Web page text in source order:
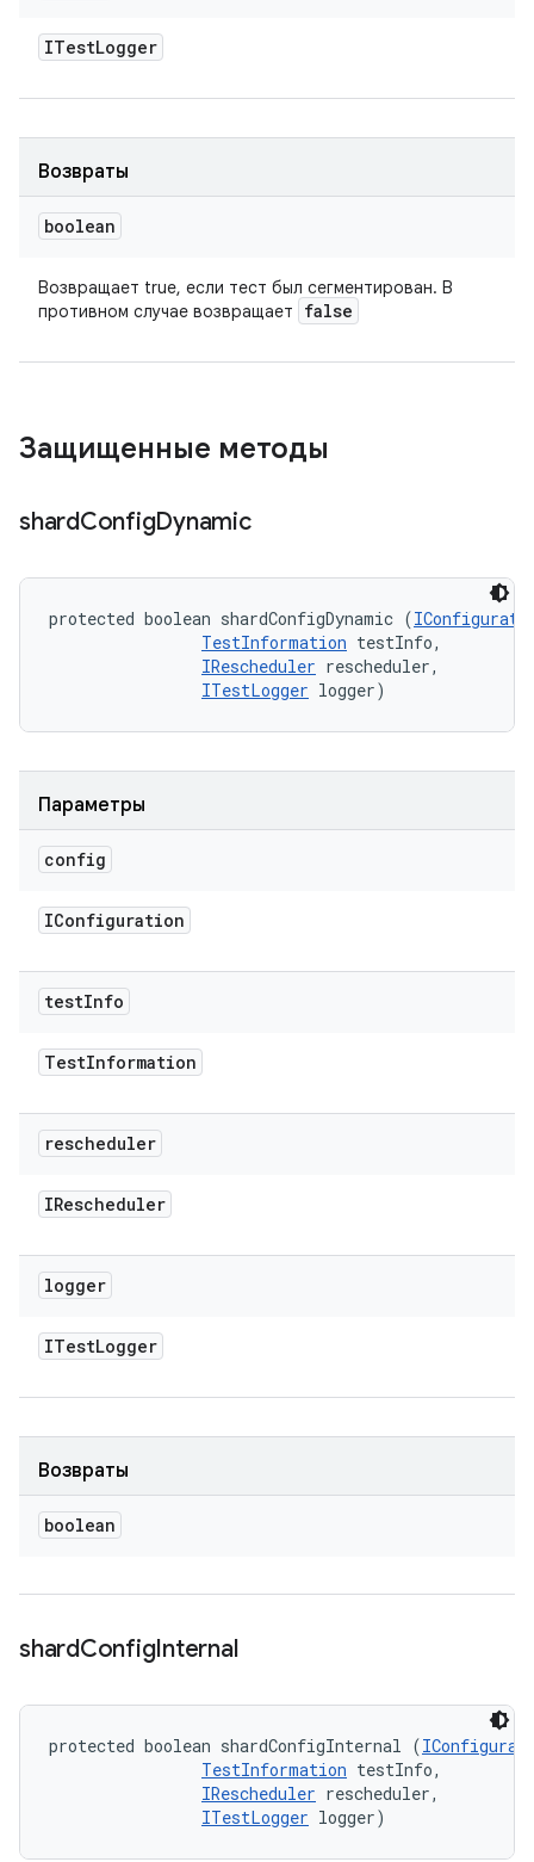
ITestLogger
Возвраты
boolean
Возвращает true, если тест был сегментирован. В
противном случае возвращает
false
Защищенные методы
shardConfigDynamic
protected boolean shardConfigDynamic (
TestInformation testInfo,
IRescheduler rescheduler,
ITestLogger logger)
Параметры
config
IConfiguration
testInfo
TestInformation
rescheduler
IRescheduler
logger
ITestLogger
Возвраты
boolean
shardConfigInternal
protected boolean shardConfigInternal (
TestInformation testInfo,
IRescheduler rescheduler,
ITestLogger logger)